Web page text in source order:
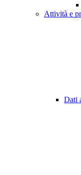
Attività e
Dati